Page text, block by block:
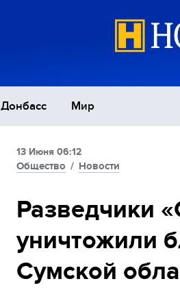
Донбасс Мир
Политика
Спорт
13 Июня 06:12
Общество / Новости
Разведчики
уничтожили
Сумской